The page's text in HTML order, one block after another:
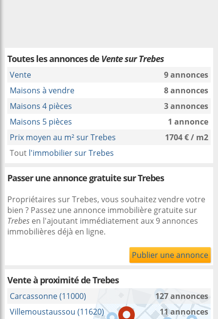
Toutes les annonces de Vente sur Trebes
Vente
9 annonces
Maisons à vendre
8 annonces
Maisons 4 pièces
3 annonces
Maisons 5 pièces
1 annonce
Prix moyen au m² sur Trebes
1704 € / m2
Tout l'immobilier sur Trebes
Passer une annonce gratuite sur Trebes
Propriétaires sur Trebes, vous souhaitez vendre votre
bien ? Passez une annonce immobilière gratuite sur
Trebes en l'ajoutant immédiatement aux 9 annonces
immobilières déjà en ligne.
Publier une annonce
Vente à proximitéde Trebes
Carcassonne (11000)
127 annonces
Villemoustaussou (11620)
11 annonces